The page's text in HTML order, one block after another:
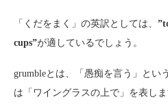
「くだをまく」の英訳としては、
cups”が適しているでしょう。
grumbleとは、「愚痴を言う」とい
は「ワイングラスの上で」を表し